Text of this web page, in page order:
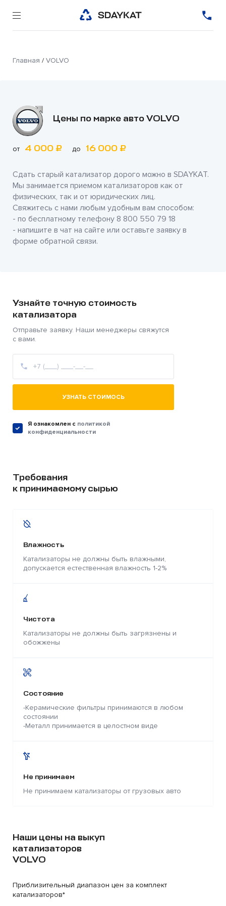
Главная / VOLVO
Цены по марке авто VOLVO
от 4 000 ₽ до 16 000 ₽
Сдать старый катализатор дорого можно в SDAYKAT.
Мы занимается приемом катализаторов как от
физических, так и от юридических лиц.
Свяжитесь с нами любым удобным вам способом:
- по бесплатному телефону 8 800 550 79 18
- напишите в чат на сайте или оставьте заявку в
форме обратной связи.
Узнайте точную стоимость
катализатора
Отправьте заявку. Наши менеджеры свяжутся
с вами.
УЗНАТЬ СТОИМОСЬ
Я ознакомлен c политикой
конфиденциальности
Требования
к принимаемому сырью
Влажность
Катализаторы не должны быть влажными,
допускается естественная влажность 1-2%
Чистота
Катализаторы не должны быть загрязнены и
обожжены
Состояние
-Керамические фильтры принимаются в любом
состоянии
-Металл принимается в целостном виде
Не принимаем
Не принимаем катализаторы от грузовых авто
Наши цены на выкуп
катализаторов
VOLVO
Приблизительный диапазон цен за комплект
катализаторов*